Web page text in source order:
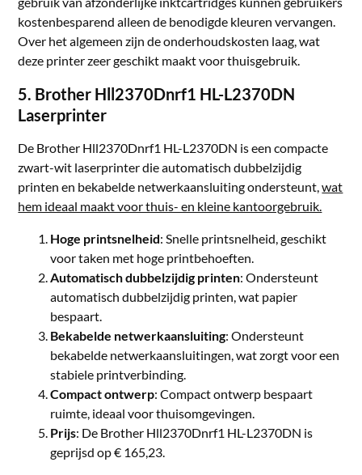
kostenbesparend alleen de benodigde kleuren vervangen.
Over het algemeen zijn de onderhoudskosten laag, wat
deze printer zeer geschikt maakt voor thuisgebruik.
5. Brother Hll2370Dnrf1 HL-L2370DN
Laserprinter
De Brother Hll2370Dnrf1 HL-L2370DN is een compacte
zwart-wit laserprinter die automatisch dubbelzijdig
printen en bekabelde netwerkaansluiting ondersteunt,wat
hem ideaal maakt voor thuis- en kleine kantoorgebruik.
Hoge printsnelheid: Snelle printsnelheid, geschikt
voor taken met hoge printbehoeften.
Automatisch dubbelzijdig printen: Ondersteunt
automatisch dubbelzijdig printen, wat papier
bespaart.
Bekabelde netwerkaansluiting: Ondersteunt
bekabelde netwerkaansluitingen, wat zorgt voor een
stabiele printverbinding.
Compact ontwerp: Compact ontwerp bespaart
ruimte, ideaal voor thuisomgevingen.
Prijs: De Brother Hll2370Dnrf1 HL-L2370DN is
geprijsd op € 165,23.